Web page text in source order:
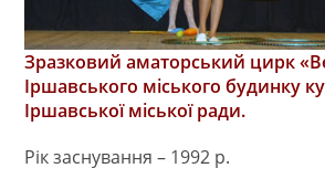
Зразковий аматорський цирк
Іршавського міського будинку
Іршавської міської ради.
Рік заснування – 1992 р.